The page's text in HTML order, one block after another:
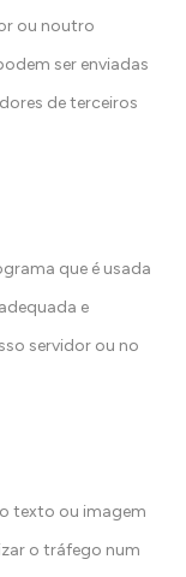
ou noutro
ser enviadas
de terceiros
que é usada
e
servidor ou no
texto ou imagem
o tráfego num